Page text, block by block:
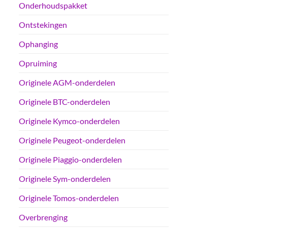
Onderhoudspakket
Ontstekingen
Ophanging
Opruiming
Originele AGM-onderdelen
Originele BTC-onderdelen
Originele Kymco-onderdelen
Originele Peugeot-onderdelen
Originele Piaggio-onderdelen
Originele Sym-onderdelen
Originele Tomos-onderdelen
Overbrenging